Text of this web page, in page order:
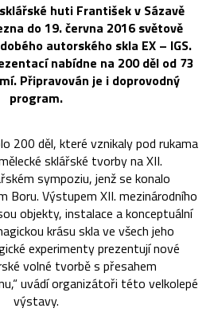
huti František v Sázavě
do 19. června 2016 světově
autorského skla EX – IGS.
nabídne na 200 děl od 73
Připravován je i doprovodný
program.
200 děl, které vznikaly pod rukama
sklářské tvorby na XII.
sympoziu, jenž se konalo
Boru. Výstupem XII. mezinárodního
objekty, instalace a konceptuální
krásu skla ve všech jeho
experimenty prezentují nové
volné tvorbě s přesahem
uvádí organizátoři této velkolepé
výstavy.